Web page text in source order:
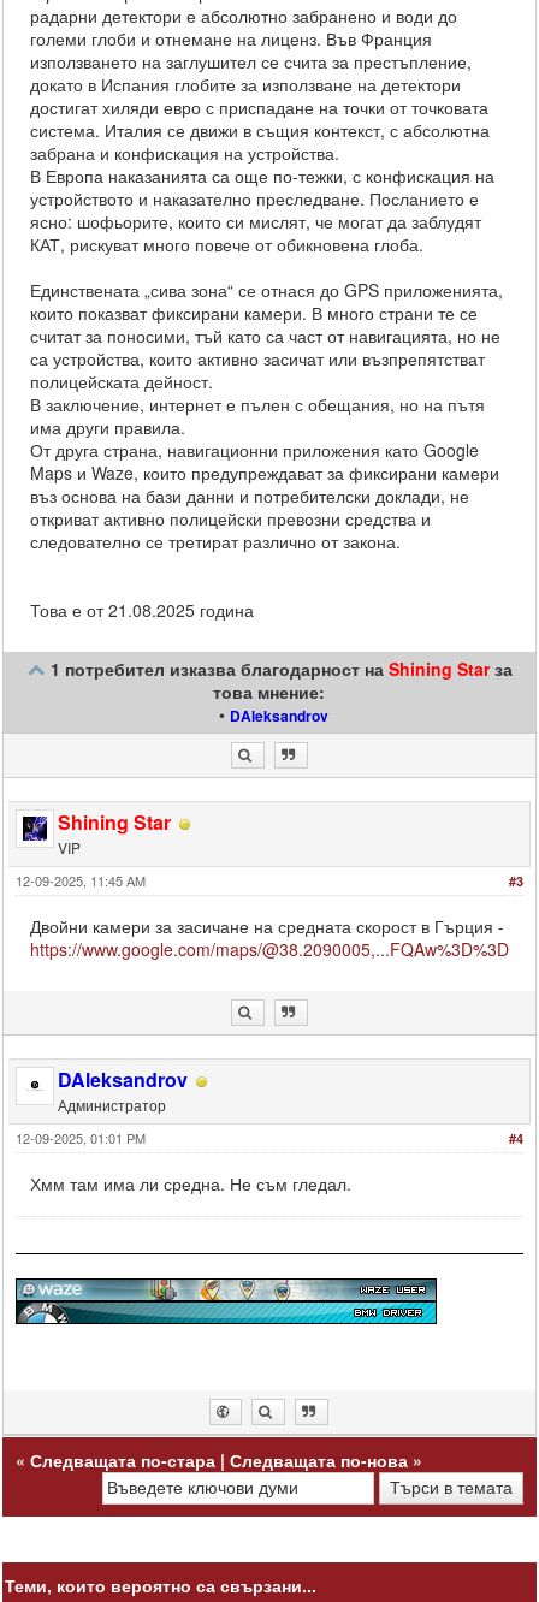
радарни детектори е абсолютно забранено и води до
големи глоби и отнемане на лиценз. Във Франция
използването на заглушител се счита за престъпление,
докато в Испания глобите за използване на детектори
достигат хиляди евро с приспадане на точки от точковата
система. Италия се движи в същия контекст, с абсолютна
забрана и конфискация на устройства.
В Европа наказанията са още по-тежки, с конфискация на
устройството и наказателно преследване. Посланието е
ясно: шофьорите, които си мислят, че могат да заблудят
КАТ, рискуват много повече от обикновена глоба.
Единствената „сива зона“ се отнася до GPS приложенията,
които показват фиксирани камери. В много страни те се
считат за поносими, тъй като са част от навигацията, но не
са устройства, които активно засичат или възпрепятстват
полицейската дейност.
В заключение, интернет е пълен с обещания, но на пътя
има други правила.
От друга страна, навигационни приложения като Google
Maps и Waze, които предупреждават за фиксирани камери
въз основа на бази данни и потребителски доклади, не
откриват активно полицейски превозни средства и
следователно се третират различно от закона.
Това е от 21.08.2025 година
1 потребител изказва благодарност на Shining Starза
това мнение:
• DAleksandrov
Shining Star
VIP
#3
12-09-2025, 11:45 AM
Двойни камери за засичане на средната скорост в Гърция -
https://www.google.com/maps/@38.2090005,...FQAw%3D%3D
DAleksandrov
Администратор
#4
12-09-2025, 01:01 PM
Хмм там има ли средна. Не съм гледал.
«Следващата по-стара |Следващата по-нова »
Теми, които вероятно са свързани...